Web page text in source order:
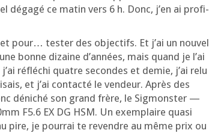
déga­gé ce matin vers 6 h. Donc, j’en ai pro­fi­
pour… tes­ter des objec­tifs. Et j’ai un nou­vel
bonne dizaine d’an­nées, mais quand je l’ai
réflé­chi quatre secondes et demie, j’ai relu
et j’ai contac­té le ven­deur. Après des
déni­ché son grand frère, le Sig­mons­ter —
F5.6 EX DG HSM. Un exem­plaire qua­si
pire, je pour­rai te revendre au même prix ou